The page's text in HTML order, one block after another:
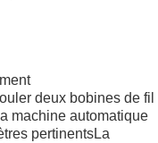
deux bobines de fil
machine automatique
pertinentsLa